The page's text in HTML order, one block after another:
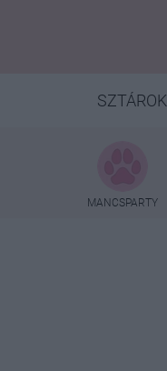
SZTÁROK
MANCSPARTY